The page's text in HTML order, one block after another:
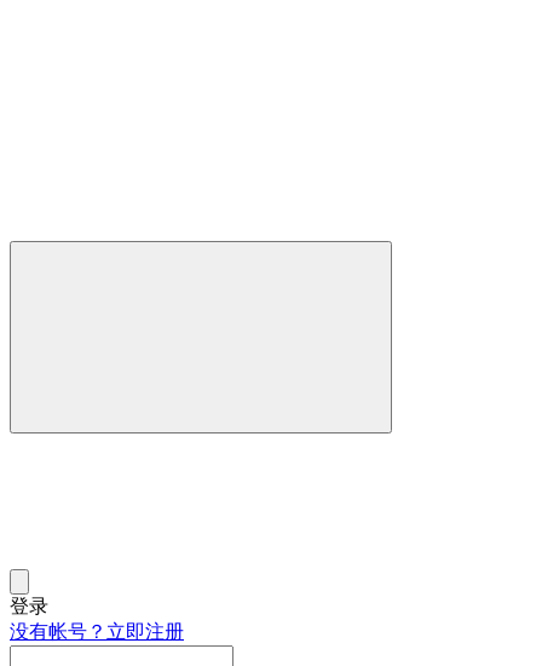
登录
没有帐号？立即注册